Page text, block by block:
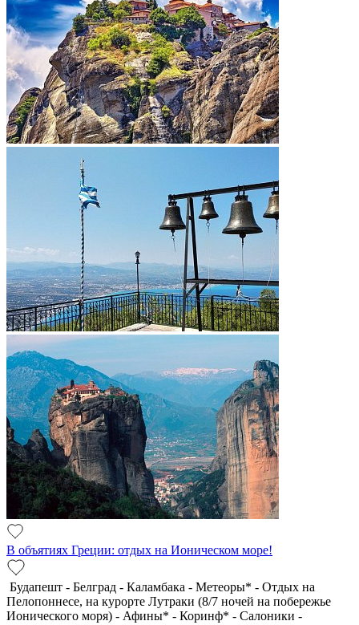
В объятиях Греции: отдых на Ионическом море!
Будапешт - Белград - Каламбака - Метеоры* - Отдых на
Пелопоннесе, на курорте Лутраки (8/7 ночей на побережье
Ионического моря) - Афины* - Коринф* - Салоники -